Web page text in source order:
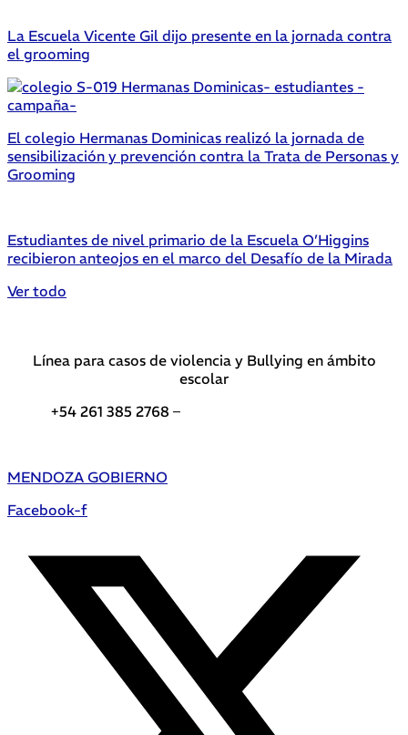
La Escuela Vicente Gil dijo presente en la jornada contra
el grooming
El colegio Hermanas Dominicas realizó la jornada de
sensibilización y prevención contra la Trata de Personas y
Grooming
Estudiantes de nivel primario de la Escuela O’Higgins
recibieron anteojos en el marco del Desafío de la Mirada
Ver todo
Línea para casos de violencia y Bullying en ámbito
escolar
+54 261 385 2768 –
MENDOZA GOBIERNO
Facebook-f